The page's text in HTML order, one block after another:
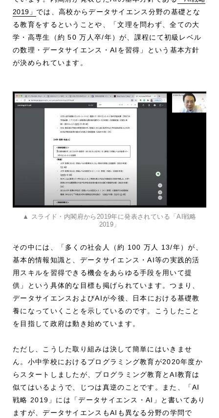
2019」 では、高校からデータサイエンス分野の基礎とな
る教育をするということや、「文理を問わず、全ての大
学・高専生（約 50 万人卒/年）が、課程にて初級レベル
の数理・データサイエンス・AIを習得」という基本方針
が決められています。
▲ スライド・内閣府から2019年に発表されている「AI戦略
2019」
その中には、「多くの社会人（約 100 万人 13/年）が、
基本的情報知識と、データサイエンス・AI等の実践的活
用スキルを習得できる機会をあらゆる手段を用いて提
供」という具体的な目標も掲げられています。つまり、
データサイエンスおよびAIが今後、日本における基礎教
養になっていくことを示しているのです。こうしたこと
を目指して政府は動き始めています。
ただし、こうした取り組みは決して簡単にはいきませ
ん。小中学校におけるプログラミング教育が2020年度か
らスタートしましたが、プログラミング教育とAI教育は
似てはいるようで、じつは真逆のことです。また、「AI
戦略 2019」には「データサイエンス・AI」と書いてあり
ますが、データサイエンスもAIも異なる分野の学問で